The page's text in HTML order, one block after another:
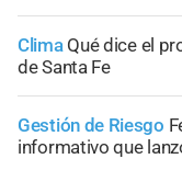
Clima Qué dice el
de Santa Fe
Gestión de Riesgo
informativo que